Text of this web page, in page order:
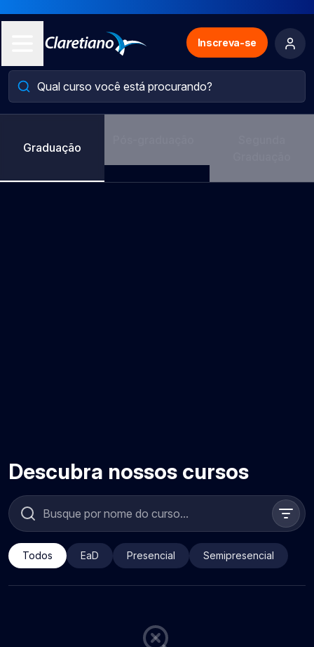
Inscreva-se
Graduação
Descubra nossos cursos
Todos EaD Presencial Semipresencial